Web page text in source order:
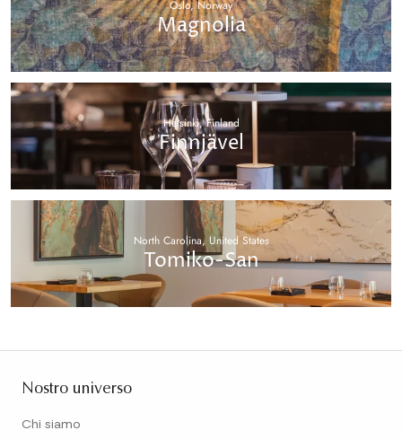
Oslo, Norway
Magnolia
Helsinki, Finland
Finnjävel
North Carolina, United States
Tomiko-San
Nostro universo
Chi siamo